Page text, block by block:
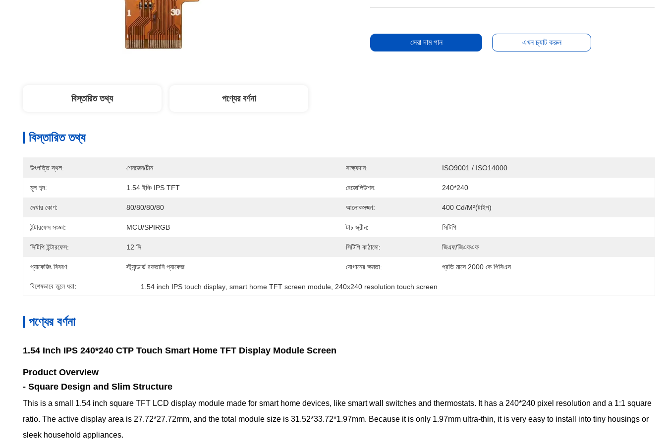
সেরা দাম পান এখন চ্যাট করুন
বিস্তারিত তথ্য পণ্যের বর্ণনা
বিস্তারিত তথ্য
উৎপত্তি স্থল: শেনজেন/চীন সাক্ষ্যদান: ISO9001 / ISO14000
মূল শব্দ: 1.54 ইঞ্চি IPS TFT রেজোলিউশন: 240*240
দেখার কোণ: 80/80/80/80 আলোকসজ্জা: 400 Cd/m²(টাইপ)
ইন্টারফেস সংজ্ঞা: MCU/SPIRGB টাচ স্ক্রীন: সিটিপি
সিটিপি ইন্টারফেস: 12 সি সিটিপি কাঠামো: জিএফ/জিএফএফ
প্যাকেজিং বিবরণ: স্ট্যান্ডার্ড রফতানি প্যাকেজ যোগানের ক্ষমতা: প্রতি মাসে 2000 কে পিসিএস
বিশেষভাবে তুলে ধরা: 1.54 inch IPS touch display , smart home TFT screen module 240x240 resolution touch screen
পণ্যের বর্ণনা
1.54 Inch IPS 240*240 CTP Touch Smart Home TFT Display Module Screen
Product Overview
- Square Design and Slim Structure
This is a small 1.54 inch square TFT LCD display module made for smart home devices, like smart wall switches and thermostats. It has a 240*240 pixel resolution and a 1:1 square
ratio. The active display area is 27.72*27.72mm, and the total module size is 31.52*33.72*1.97mm. Because it is only 1.97mm ultra-thin, it is very easy to install into tiny housings or
sleek household appliances.